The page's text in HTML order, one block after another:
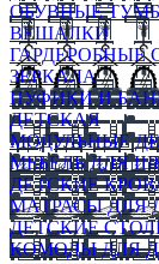
ОБУВНЫЕ
ВЕШАЛКИ
ГАРДЕРОБНЫЕ
ЗЕРКАЛА
ПУФИКИ И
ДЕТСКАЯ
МОДУЛЬНЫЕ
МЕБЕЛЬ ДЛЯ
ДЕТСКИЕ
МАТРАСЫ ДЛЯ
ДЕТСКИЕ
КОМОДЫ ДЛЯ